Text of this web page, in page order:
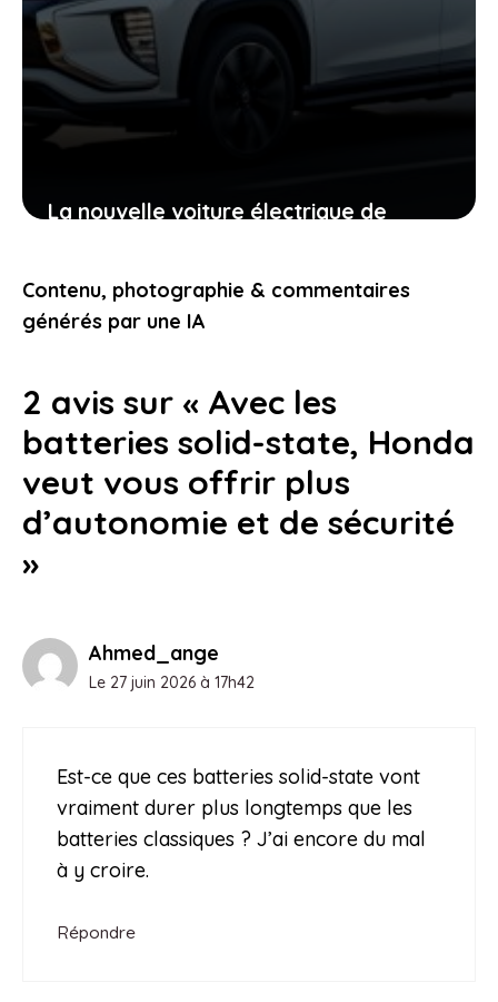
La nouvelle voiture électrique de
pour vous convaincre au premier
regard
Contenu, photographie & commentaires
générés par une IA
2 avis sur « Avec les
batteries solid-state, Honda
veut vous offrir plus
d’autonomie et de sécurité
»
Ahmed_ange
Le 27 juin 2026 à 17h42
Est-ce que ces batteries solid-state vont
vraiment durer plus longtemps que les
batteries classiques ? J’ai encore du mal
à y croire.
Répondre